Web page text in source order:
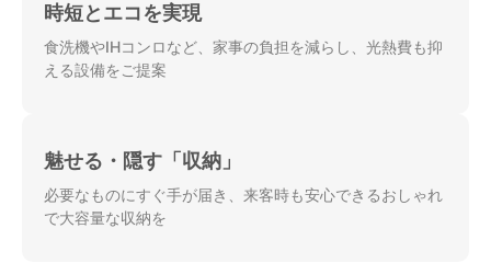
時短とエコを実現
食洗機やIHコンロなど、家事の負担を減らし、光熱費も抑
える設備をご提案
魅せる・隠す「収納」
必要なものにすぐ手が届き、来客時も安心できるおしゃれ
で大容量な収納を